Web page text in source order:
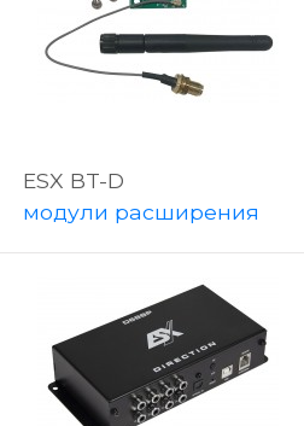
ESX BT-D
модули расширения